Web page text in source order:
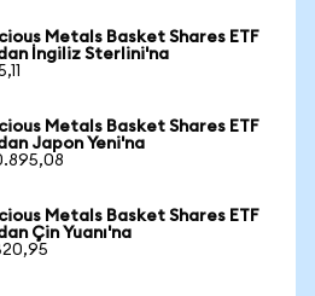
Metals Basket Shares ETF
İngiliz Sterlini'na
Metals Basket Shares ETF
Japon Yeni'na
Metals Basket Shares ETF
Çin Yuanı'na